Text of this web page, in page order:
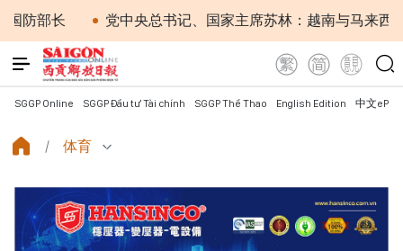
长 党中央总书记、国家主席苏林：越南与马来西亚关系
SGGP Online SGGP Đầu tư Tài chính SGGP Thể Thao English Edition 中文
体育